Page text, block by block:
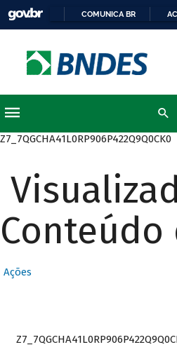
COMUNICA BR
Z7_7QGCHA41L0RP906P422Q9Q0CK0
Conteúdo
Ações